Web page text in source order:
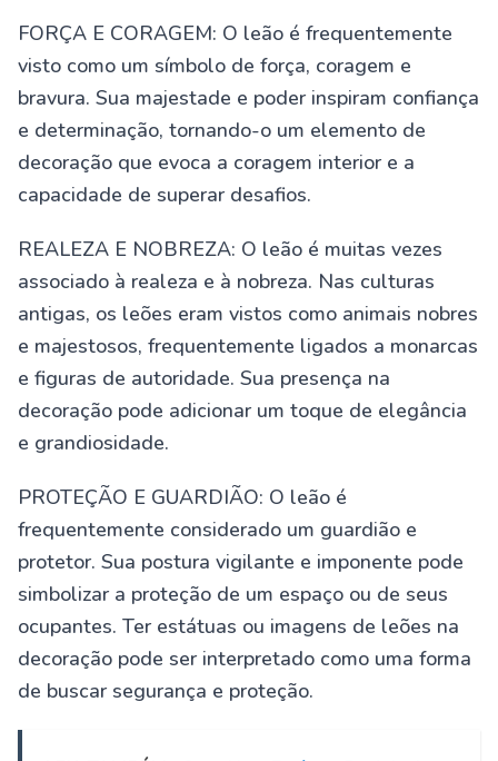
FORÇA E CORAGEM: O leão é frequentemente
visto como um símbolo de força, coragem e
bravura. Sua majestade e poder inspiram confiança
e determinação, tornando-o um elemento de
decoração que evoca a coragem interior e a
capacidade de superar desafios.
REALEZA E NOBREZA: O leão é muitas vezes
associado à realeza e à nobreza. Nas culturas
antigas, os leões eram vistos como animais nobres
e majestosos, frequentemente ligados a monarcas
e figuras de autoridade. Sua presença na
decoração pode adicionar um toque de elegância
e grandiosidade.
PROTEÇÃO E GUARDIÃO: O leão é
frequentemente considerado um guardião e
protetor. Sua postura vigilante e imponente pode
simbolizar a proteção de um espaço ou de seus
ocupantes. Ter estátuas ou imagens de leões na
decoração pode ser interpretado como uma forma
de buscar segurança e proteção.